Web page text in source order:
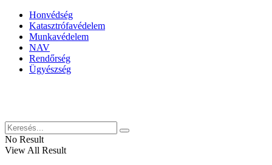
Honvédség
Katasztrófavédelem
Munkavédelem
NAV
Rendőrség
Ügyészség
No Result
View All Result